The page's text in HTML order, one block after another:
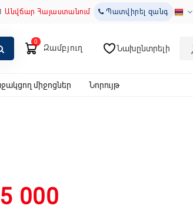
Անվճար Հայաստանում Պատվիրել զանգ
Զամբյուղ Նախընտրելի
միջոցներ Նորույթ
000